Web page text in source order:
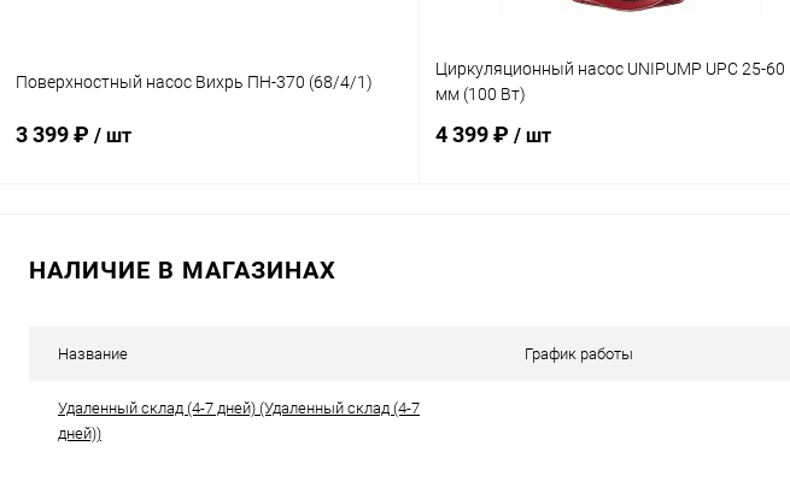
Поверхностный насос Вихрь ПН-370 (68/4/1)
3 399 ₽ / шт
Циркуляционный насос UNIPUMP UPC 25-60
мм (100 Вт)
4 399 ₽ / шт
НАЛИЧИЕ В МАГАЗИНАХ
Название График работы
Удаленный склад (4-7 дней) (Удаленный склад (4-7
дней))